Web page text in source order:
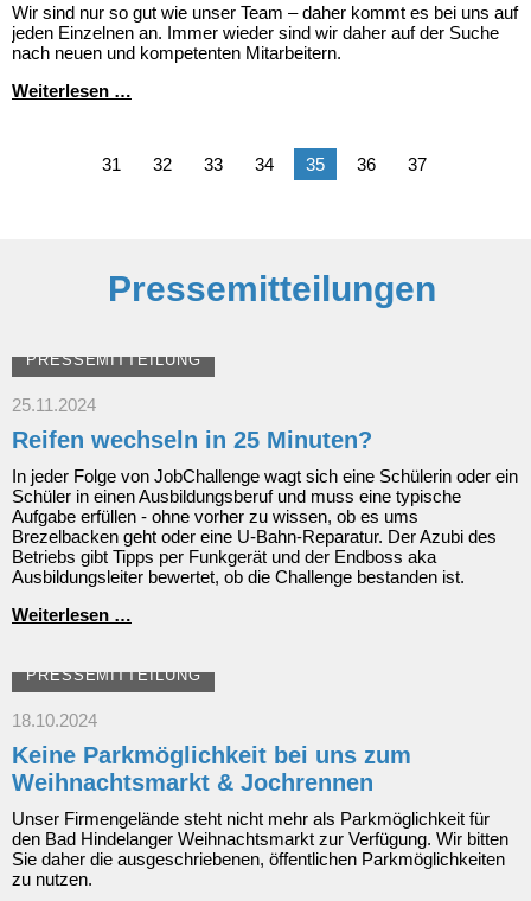
Wir sind nur so gut wie unser Team – daher kommt es bei uns auf
jeden Einzelnen an. Immer wieder sind wir daher auf der Suche
nach neuen und kompetenten Mitarbeitern.
Weiterlesen …
31 32 33 34 35 36 37
Pressemitteilungen
PRESSEMITTEILUNG
25.11.2024
Reifen wechseln in 25 Minuten?
In jeder Folge von JobChallenge wagt sich eine Schülerin oder ein
Schüler in einen Ausbildungsberuf und muss eine typische
Aufgabe erfüllen - ohne vorher zu wissen, ob es ums
Brezelbacken geht oder eine U-Bahn-Reparatur. Der Azubi des
Betriebs gibt Tipps per Funkgerät und der Endboss aka
Ausbildungsleiter bewertet, ob die Challenge bestanden ist.
Weiterlesen …
25
Minuten?
PRESSEMITTEILUNG
18.10.2024
Keine Parkmöglichkeit bei uns zum
Weihnachtsmarkt & Jochrennen
Unser Firmengelände steht nicht mehr als Parkmöglichkeit für
den Bad Hindelanger Weihnachtsmarkt zur Verfügung. Wir bitten
Sie daher die ausgeschriebenen, öffentlichen Parkmöglichkeiten
zu nutzen.